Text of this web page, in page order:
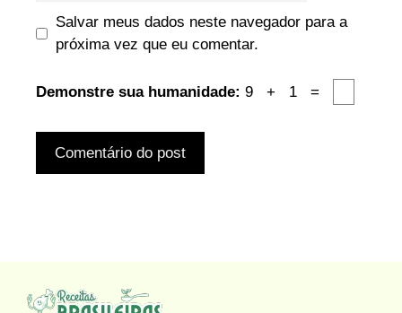
Salvar meus dados neste navegador para a
próxima vez que eu comentar.
Demonstre sua humanidade: 9 + 1 =